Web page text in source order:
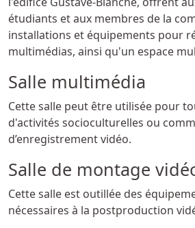
étudiants et aux membres de la
installations et équipements pour
multimédias, ainsi qu'un espace
Salle multimédia
Cette salle peut être utilisée pour
d'activités socioculturelles ou
d’enregistrement vidéo.
Salle de montage
Cette salle est outillée des
nécessaires à la postproduction